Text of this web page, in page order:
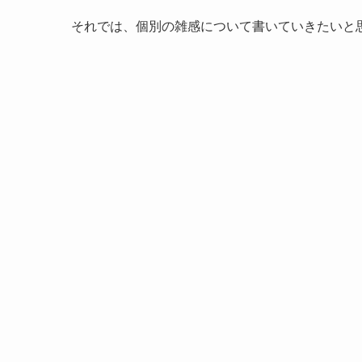
それでは、個別の雑感について書いていきたいと